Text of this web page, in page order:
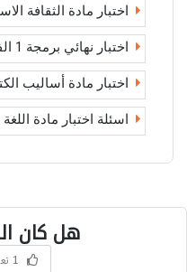
اختبار مادة الثقافة الاسلامية 201 الفصل
اختبار نهائي برمجة 1 الفصل الثاني 1437
اختبار مادة أساليب
اسئلة اختبار مادة اللغة
هل كان
1 نعم